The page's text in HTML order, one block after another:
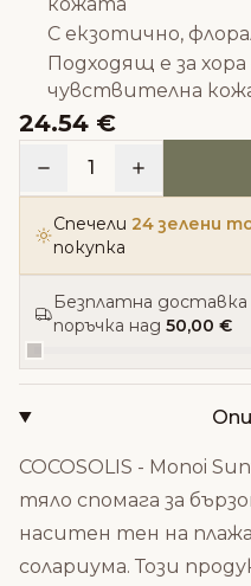
С екзотично,
Подходящ е за
чувствителна
24.54 €
1
Спечели 24 зелени
покупка
Безплатна
поръчка над 50,00 €
COCOSOLIS - Monoi
тяло спомага за
наситен тен на
солариума. Този